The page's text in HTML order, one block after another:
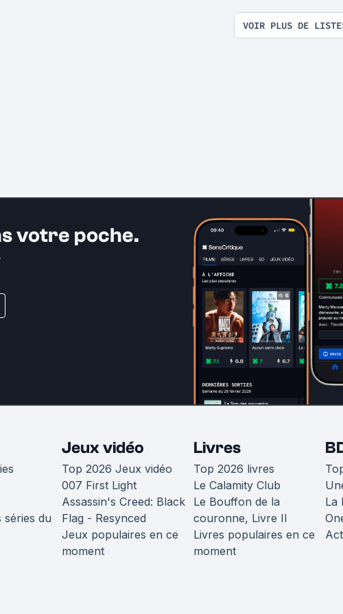
VOIR PLUS DE
votre poche.
séries du
Jeux vidéo
Top 2026 Jeux vidéo
007 First Light
Assassin's Creed: Black
Flag - Resynced
Jeux populaires en ce
moment
Livres
Top 2026 livres
Le Calamity Club
Le Bouffon de la
couronne, Livre II
Livres populaires en ce
moment
La